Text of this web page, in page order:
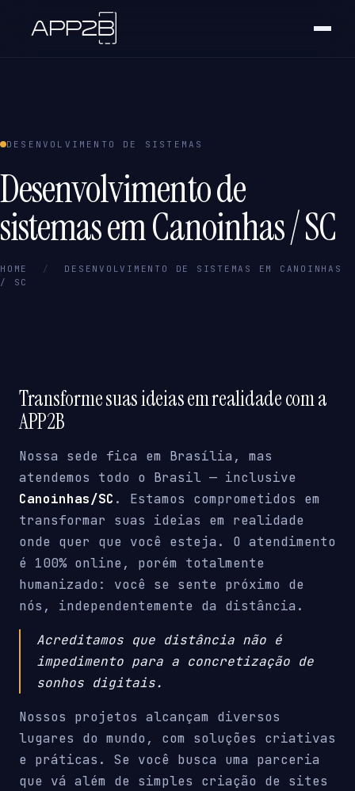
DESENVOLVIMENTO DE SISTEMAS
Desenvolvimento de
sistemas em Canoinhas / SC
HOME /
DESENVOLVIMENTO DE SISTEMAS EM CANOINHAS
/ SC
Transforme suas ideias em realidade com a
APP2B
Nossa sede fica em Brasília, mas
atendemos todo o Brasil — inclusive
Canoinhas/SC . Estamos comprometidos em
transformar suas ideias em realidade
onde quer que você esteja. O atendimento
é 100% online, porém totalmente
humanizado: você se sente próximo de
nós, independentemente da distância.
Acreditamos que distância não é
impedimento para a concretização de
sonhos digitais.
Nossos projetos alcançam diversos
lugares do mundo, com soluções criativas
e práticas. Se você busca uma parceria
que vá além de simples criação de sites